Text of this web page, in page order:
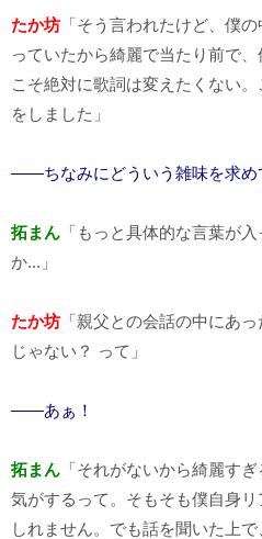
たか坊 「そう言われたけど、僕
っていたから綺麗で当たり前で
こそ絶対に歌詞は変えたくない
をしました」
――ちなみにどういう雑味を求め
拓まん 「もっと具体的な言葉が
か...」
たか坊 「親父との会話の中にあ
じゃない？ って」
――あぁ！
拓まん 「それがないから綺麗す
気がするって。そもそも僕自身
しれません。でも話を聞いた上